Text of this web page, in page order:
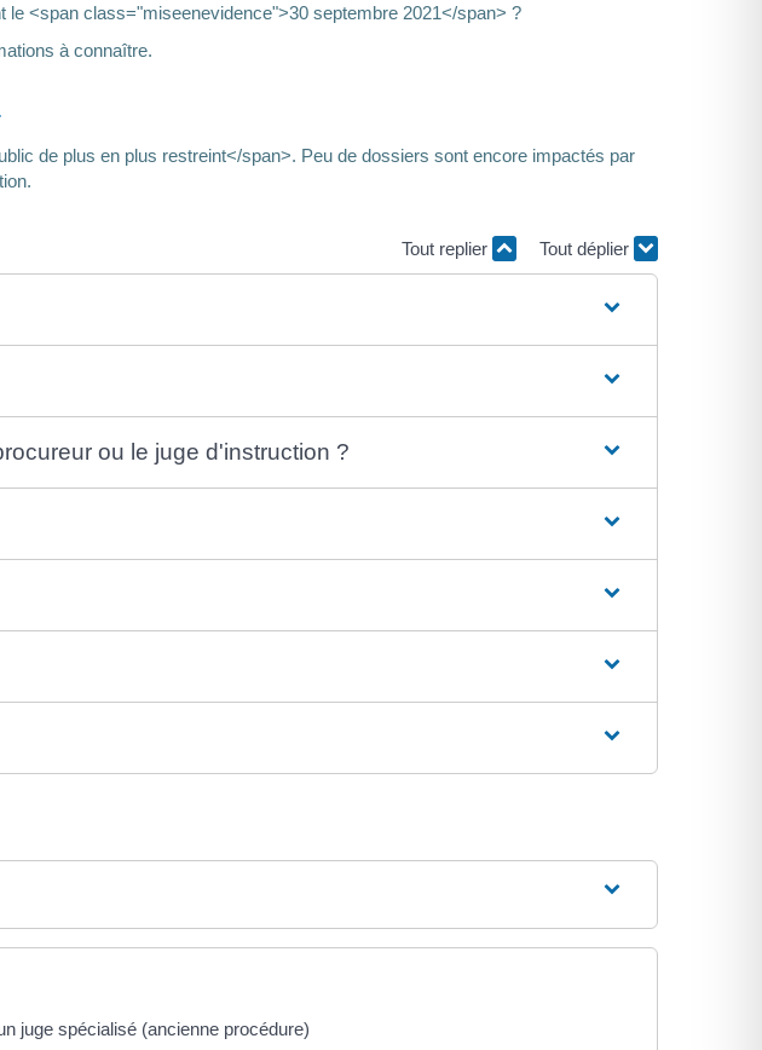
<span class="miseenevidence">30 septembre 2021</span> ?
à connaître.
de plus en plus restreint</span>. Peu de dossiers sont encore impactés par
Tout replier Tout déplier
ou le juge d'instruction ?
juge spécialisé (ancienne procédure)